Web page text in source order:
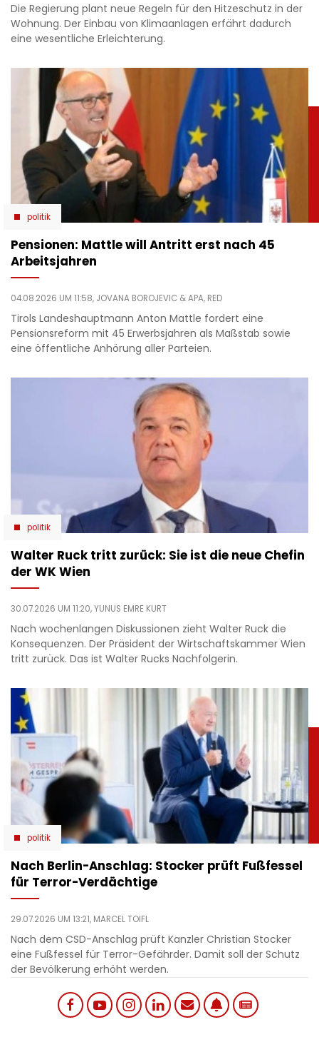
Die Regierung plant neue Regeln für den Hitzeschutz in der
Wohnung. Der Einbau von Klimaanlagen erfährt dadurch
eine wesentliche Erleichterung.
politik
Pensionen: Mattle will Antritt erst nach 45
Arbeitsjahren
04.08.2026 UM 11:58, JOVANA BOROJEVIC & APA, RED
Tirols Landeshauptmann Anton Mattle fordert eine
Pensionsreform mit 45 Erwerbsjahren als Maßstab sowie
eine öffentliche Anhörung aller Parteien.
politik
Walter Ruck tritt zurück: Sie ist die neue Chefin
der WK Wien
30.07.2026 UM 11:20,YUNUS EMRE KURT
Nach wochenlangen Diskussionen zieht Walter Ruck die
Konsequenzen. Der Präsident der Wirtschaftskammer Wien
tritt zurück. Das ist Walter Rucks Nachfolgerin.
politik
Nach Berlin-Anschlag: Stocker prüft Fußfessel
für Terror-Verdächtige
29.07.2026 UM 13:21, MARCEL TOIFL
Nach dem CSD-Anschlag prüft Kanzler Christian Stocker
eine Fußfessel für Terror-Gefährder. Damit soll der Schutz
der Bevölkerung erhöht werden.